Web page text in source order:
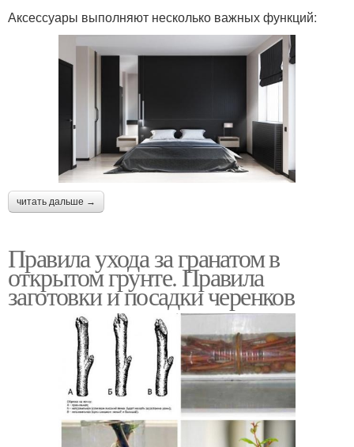
Аксессуары выполняют несколько важных функций:
читать дальше →
Правила ухода за гранатом в
открытом грунте. Правила
заготовки и посадки черенков